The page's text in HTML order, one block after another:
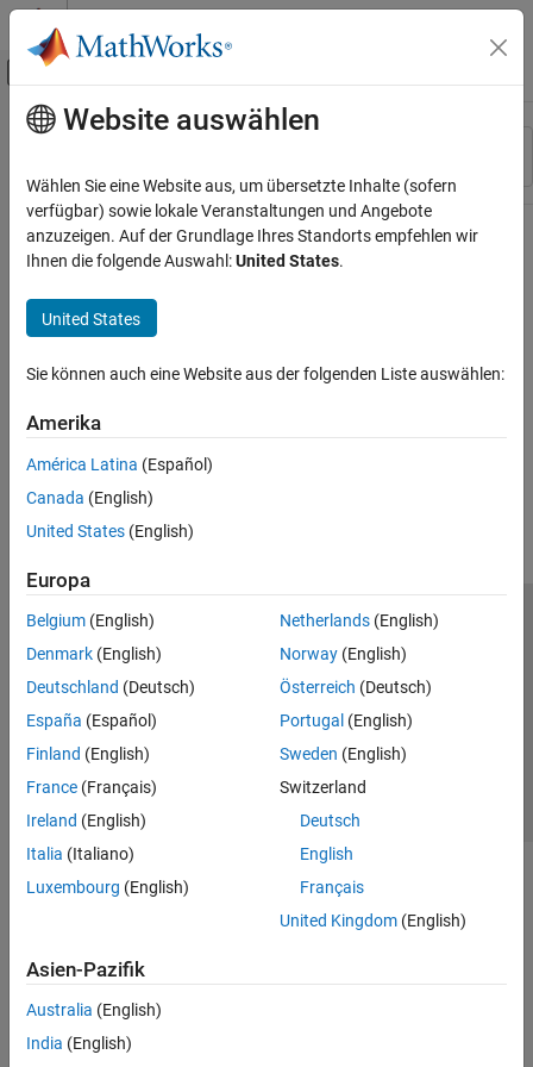
Weiter zum Inhalt
Umschaltung für Off-Canvas-
Ressource
Hauptinhalt
Website auswählen
Wählen Sie eine Website aus, um übersetzte Inhalte (sofern
verfügbar) sowie lokale Veranstaltungen und Angebote
anzuzeigen. Auf der Grundlage Ihres Standorts empfehlen wir
Ihnen die folgende Auswahl:United States.
United States
Sie können auch eine Website aus der folgenden Liste auswählen:
Amerika
América Latina (Español)
Canada (English)
United States (English)
Europa
Belgium (English)
Denmark (English)
Deutschland (Deutsch)
España (Español)
Finland (English)
France (Français)
Ireland (English)
Italia (Italiano)
Luxembourg (English)
Netherlands(English)
Norway(English)
Österreich (Deutsch)
Portugal (English)
Sweden (English)
Switzerland
Deutsch
English
Français
United Kingdom(English)
Asien-Pazifik
Australia (English)
India (English)
Trust Center
Datenschutz-Richtlinien
Datendiebstahl verhindern
Status von Anwendungen
© 1994-2026 The MathWorks, Inc.
Website auswählen
Deutschland